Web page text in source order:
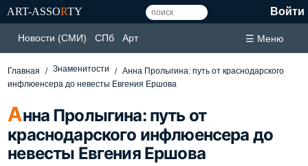
ART-ASSORTY Войти
Новости (СМИ) СПб Арт ☰ Меню
Главная Знаменитости
Анна Пролыгина: путь от краснодарского
инфлюенсера до невесты Евгения Ершова
Анна Пролыгина: путь от
краснодарского инфлюенсера до
невесты Евгения Ершова